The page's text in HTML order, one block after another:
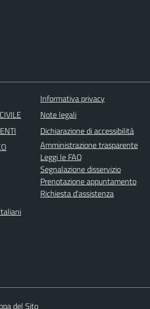
Informativa privacy
Note legali
Dichiarazione di accessibilità
Amministrazione trasparente
Leggi le FAQ
Segnalazione disservizio
Prenotazione appuntamento
Richiesta d'assistenza
del Sito